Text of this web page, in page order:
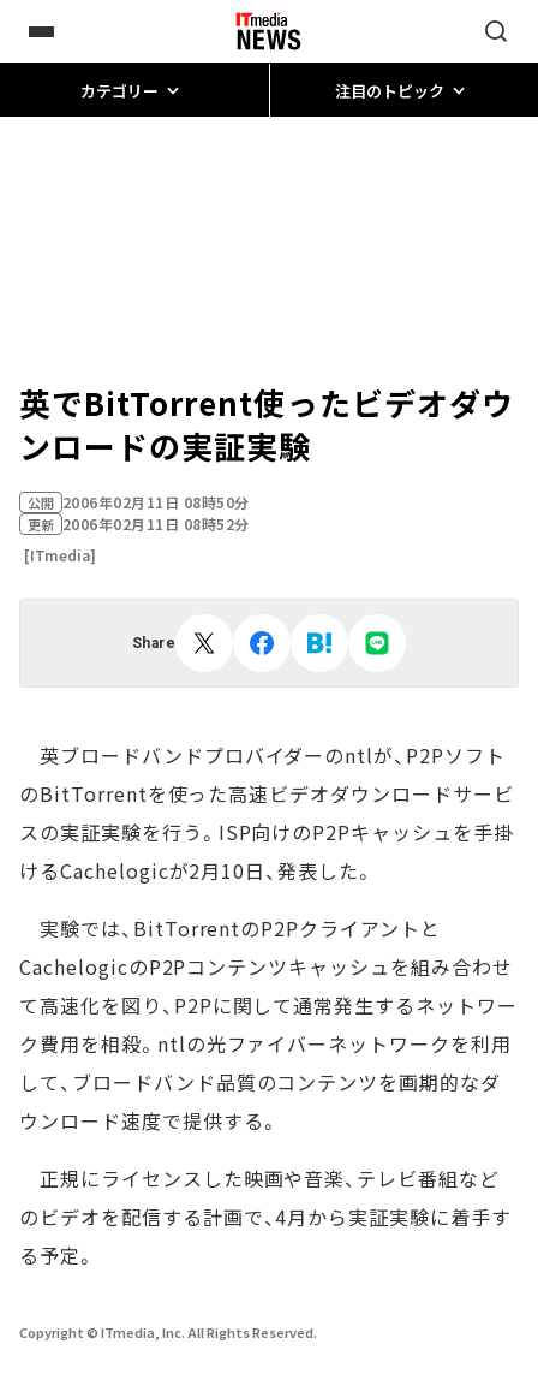
カテゴリー 注目のトピック
英でBitTorrent使ったビデオダウ
ンロードの実証実験
公開 2006年02月11日 08時50分
更新 2006年02月11日 08時52分
[ITmedia]
Share
英ブロードバンドプロバイダーのntlが、P2Pソフト
のBitTorrentを使った高速ビデオダウンロードサービ
スの実証実験を行う。ISP向けのP2Pキャッシュを手掛
けるCachelogicが2月10日、発表した。
実験では、BitTorrentのP2Pクライアントと
CachelogicのP2Pコンテンツキャッシュを組み合わせ
て高速化を図り、P2Pに関して通常発生するネットワー
ク費用を相殺。ntlの光ファイバーネットワークを利用
して、ブロードバンド品質のコンテンツを画期的なダ
ウンロード速度で提供する。
正規にライセンスした映画や音楽、テレビ番組など
のビデオを配信する計画で、4月から実証実験に着手す
る予定。
Copyright © ITmedia, Inc. All Rights Reserved.